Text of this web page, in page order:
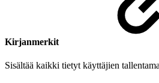
Kirjanmerkit
Sisältää kaikki tietyt käyttäjien